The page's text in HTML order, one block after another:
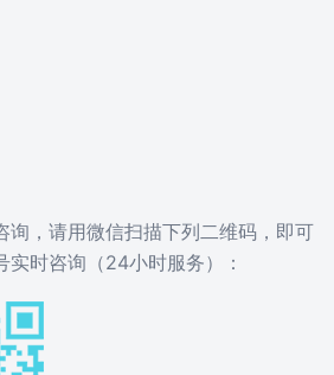
询，请用微信扫描下列二维码，即可
时咨询（24小时服务）：